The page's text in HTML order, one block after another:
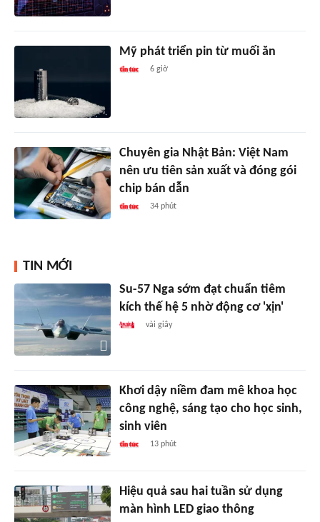
Mỹ phát triển pin từ muối ăn
6 giờ
Chuyên gia Nhật Bản: Việt Nam
nên ưu tiên sản xuất và đóng gói
chip bán dẫn
34 phút
TIN MỚI
Su-57 Nga sớm đạt chuẩn tiêm
kích thế hệ 5 nhờ động cơ 'xịn'
vài giây
Khơi dậy niềm đam mê khoa học
công nghệ, sáng tạo cho học sinh,
sinh viên
13 phút
Hiệu quả sau hai tuần sử dụng
màn hình LED giao thông